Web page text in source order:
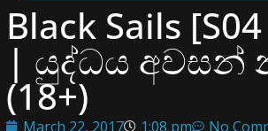
Black Sails
| යුද්ධය අවසන්
(18+)
March 22, 2017 1:08 pm
No